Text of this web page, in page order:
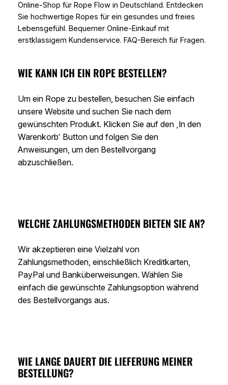
Online-Shop für Rope Flow in Deutschland. Entdecken
Sie hochwertige Ropes für ein gesundes und freies
Lebensgefühl. Bequemer Online-Einkauf mit
erstklassigem Kundenservice. FAQ-Bereich für Fragen.
WIE KANN ICH EIN ROPE BESTELLEN?
Um ein Rope zu bestellen, besuchen Sie einfach
unsere Website und suchen Sie nach dem
gewünschten Produkt. Klicken Sie auf den ‚In den
Warenkorb‘ Button und folgen Sie den
Anweisungen, um den Bestellvorgang
abzuschließen.
WELCHE ZAHLUNGSMETHODEN BIETEN SIE AN?
Wir akzeptieren eine Vielzahl von
Zahlungsmethoden, einschließlich Kreditkarten,
PayPal und Banküberweisungen. Wählen Sie
einfach die gewünschte Zahlungsoption während
des Bestellvorgangs aus.
WIE LANGE DAUERT DIE LIEFERUNG MEINER
BESTELLUNG?